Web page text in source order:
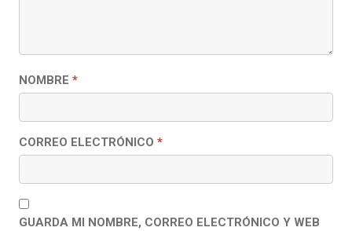
NOMBRE *
CORREO ELECTRÓNICO *
GUARDA MI NOMBRE, CORREO ELECTRÓNICO Y WEB